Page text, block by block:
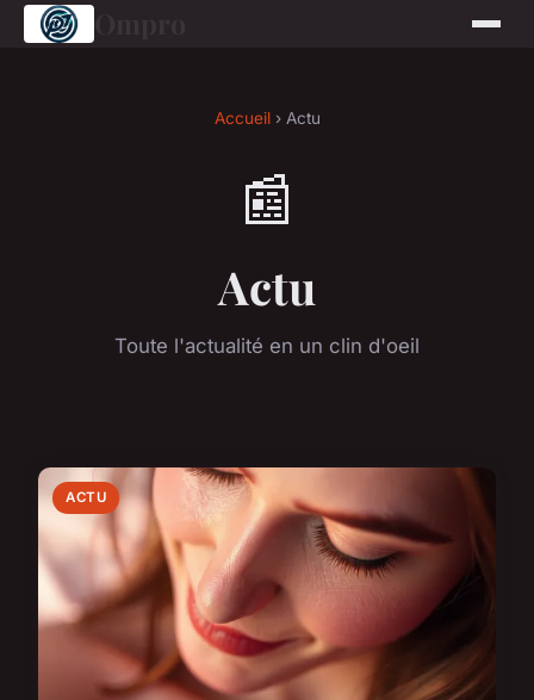
Accueil› Actu
📰
Actu
Toute l'actualité en un clin d'oeil
ACTU